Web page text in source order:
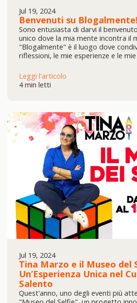
Jul 19, 2024
Benvenuti su Blogalmente!
Sono entusiasta di darvi il
unico dove la mia mente incontra il
"Blogalmente" è il luogo dove
riflessioni, le mie esperienze e le
Leggi l'articolo
4 min letti
Jul 19, 2024
Tina Marzo e il Museo del
Un’Esperienza Unica nel
Salento
Quest'anno, uno degli eventi più